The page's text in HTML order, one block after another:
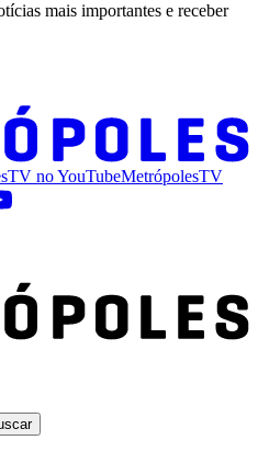
mais importantes e receber
noYouTubeMetrópolesTV